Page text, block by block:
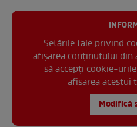
Setările tale privind
afișarea conținutului din
să accepți cookie-
afisarea acestui
Modifică